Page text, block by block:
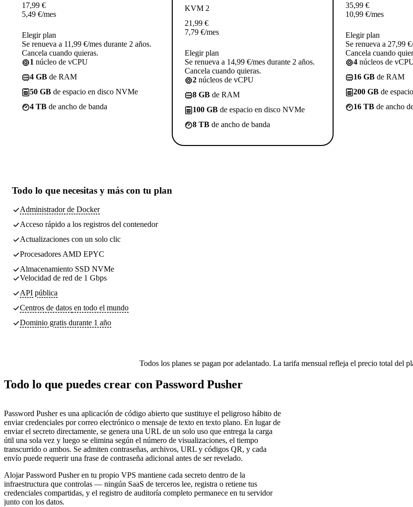
17,99 €
5,49 €/mes
Elegir plan
Se renueva a 11,99 €/mes durante 2 años.
Cancela cuando quieras.
1 núcleo de vCPU
4 GB de RAM
50 GB de espacio en disco NVMe
4 TB de ancho de banda
KVM 2
21,99 €
7,79 €/mes
Elegir plan
Se renueva a 14,99 €/mes durante 2 años.
Cancela cuando quieras.
2 núcleos de vCPU
8 GB de RAM
100 GB de espacio en disco NVMe
8 TB de ancho de banda
35,99 €
10,99 €/mes
Elegir plan
Se renueva a 27,99
Cancela cuando
4 núcleos de
16 GB de RAM
200 GB de
16 TB de ancho
Todo lo que necesitas y más con tu plan
Administrador de Docker
Acceso rápido a los registros del contenedor
Actualizaciones con un solo clic
Procesadores AMD EPYC
Almacenamiento SSD NVMe
Velocidad de red de 1 Gbps
API pública
Centros de datos en todo el mundo
Dominio gratis durante 1 año
Todos los planes se pagan por adelantado. La tarifa mensual refleja el precio total del
Todo lo que puedes crear con Password Pusher
Password Pusher es una aplicación de código abierto que sustituye el peligroso hábito de
enviar credenciales por correo electrónico o mensaje de texto en texto plano. En lugar de
enviar el secreto directamente, se genera una URL de un solo uso que entrega la carga
útil una sola vez y luego se elimina según el número de visualizaciones, el tiempo
transcurrido o ambos. Se admiten contraseñas, archivos, URL y códigos QR, y cada
envío puede requerir una frase de contraseña adicional antes de ser revelado.
Alojar Password Pusher en tu propio VPS mantiene cada secreto dentro de la
infraestructura que controlas — ningún SaaS de terceros lee, registra o retiene tus
credenciales compartidas, y el registro de auditoría completo permanece en tu servidor
junto con los datos.